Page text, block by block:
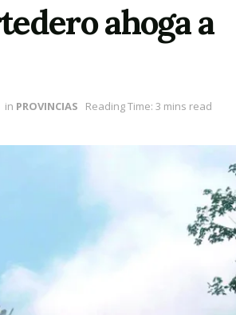
ahoga a
in PROVINCIAS Reading Time: 3 mins read